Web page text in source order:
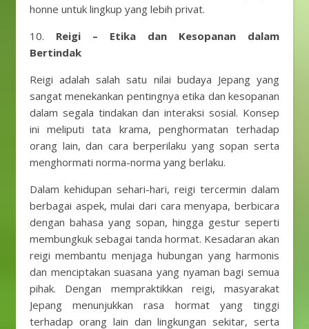
honne untuk lingkup yang lebih privat.
10. Reigi – Etika dan Kesopanan dalam
Bertindak
Reigi adalah salah satu nilai budaya Jepang yang
sangat menekankan pentingnya etika dan kesopanan
dalam segala tindakan dan interaksi sosial. Konsep
ini meliputi tata krama, penghormatan terhadap
orang lain, dan cara berperilaku yang sopan serta
menghormati norma-norma yang berlaku.
Dalam kehidupan sehari-hari, reigi tercermin dalam
berbagai aspek, mulai dari cara menyapa, berbicara
dengan bahasa yang sopan, hingga gestur seperti
membungkuk sebagai tanda hormat. Kesadaran akan
reigi membantu menjaga hubungan yang harmonis
dan menciptakan suasana yang nyaman bagi semua
pihak. Dengan mempraktikkan reigi, masyarakat
Jepang menunjukkan rasa hormat yang tinggi
terhadap orang lain dan lingkungan sekitar, serta